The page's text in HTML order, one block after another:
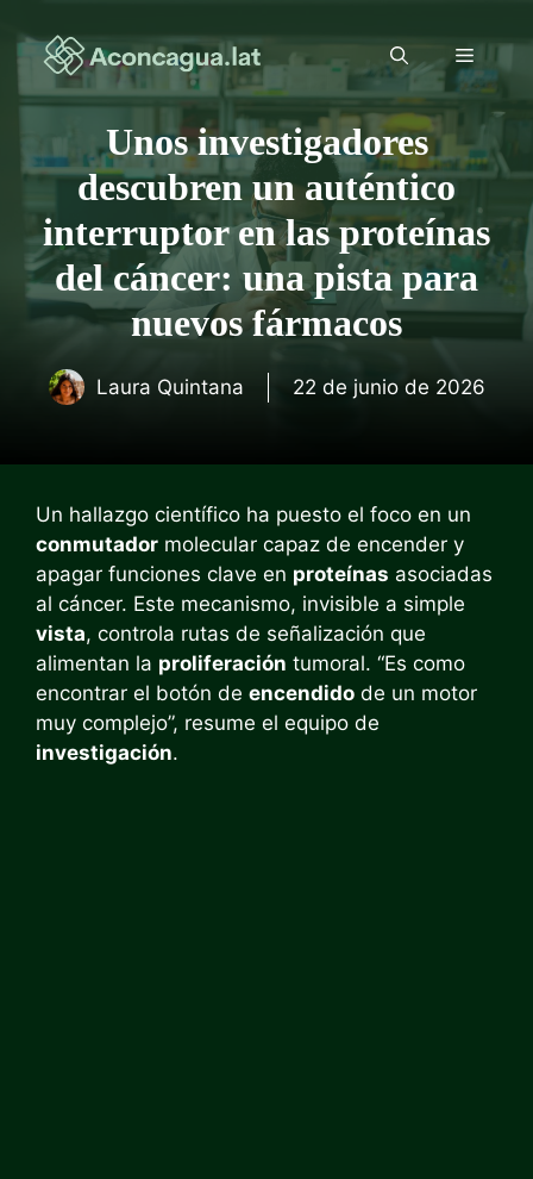
contenido
Menú
Unos investigadores
descubren un auténtico
interruptor en las proteínas
del cáncer: una pista para
nuevos fármacos
Laura Quintana 22 de junio de 2026
Un hallazgo científico ha puesto el foco en un
conmutador molecular capaz de encender y
apagar funciones clave en proteínas asociadas
al cáncer. Este mecanismo, invisible a simple
vista, controla rutas de señalización que
alimentan la proliferación tumoral. “Es como
encontrar el botón de encendido de un motor
muy complejo”, resume el equipo de
investigación.